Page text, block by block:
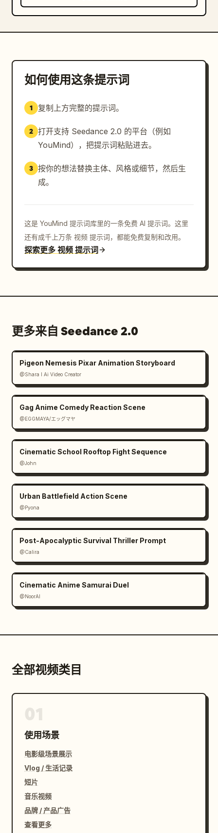
如何使用这条提示词
1 复制上方完整的提示词。
2 打开支持 Seedance 2.0 的平台（例如
YouMind），把提示词粘贴进去。
3 按你的想法替换主体、风格或细节，然后生
成。
这是 YouMind 提示词库里的一条免费 AI 提示词。这里
还有成千上万条 视频 提示词，都能免费复制和改用。
探索更多 视频 提示词
更多来自 Seedance 2.0
Pigeon Nemesis Pixar Animation Storyboard
@Shara I Ai Video Creator
Gag Anime Comedy Reaction Scene
@EGGMAYA/エッグマヤ
Cinematic School Rooftop Fight Sequence
@John
Urban Battlefield Action Scene
@Pyona
Post-Apocalyptic Survival Thriller Prompt
@Calira
Cinematic Anime Samurai Duel
@NoorAI
全部视频类目
使用场景
电影级场景展示
Vlog / 生活记录
短片
音乐视频
品牌 / 产品广告
查看更多